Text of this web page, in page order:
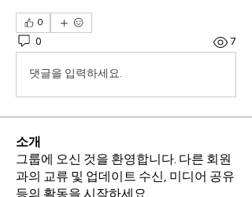
0
0 7
댓글을 입력하세요.
소개
그룹에 오신 것을 환영합니다. 다른 회원
과의 교류 및 업데이트 수신, 미디어 공유
등의 활동을 시작하세요.